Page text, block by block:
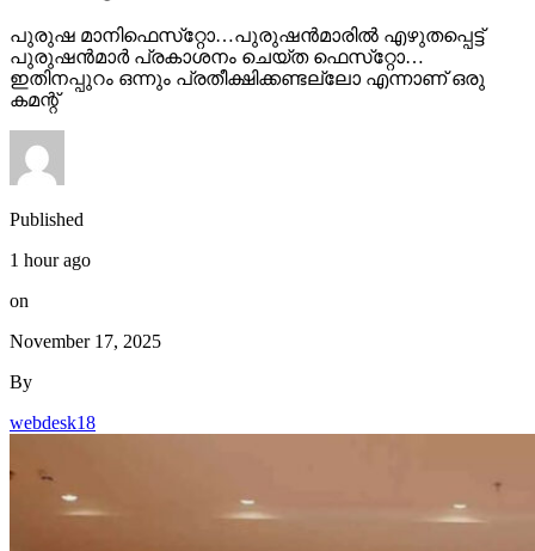
പുരുഷ മാനിഫെസ്‌റ്റോ…പുരുഷന്‍മാരില്‍ എഴുതപ്പെട്ട്
പുരുഷന്‍മാര്‍ പ്രകാശനം ചെയ്ത ഫെസ്‌റ്റോ…
ഇതിനപ്പുറം ഒന്നും പ്രതീക്ഷിക്കണ്ടല്ലോ എന്നാണ് ഒരു
കമന്റ്
Published
1 hour ago
on
November 17, 2025
By
webdesk18